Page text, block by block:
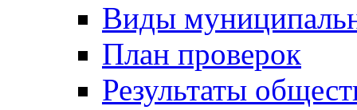
Виды
План проверок
Результаты